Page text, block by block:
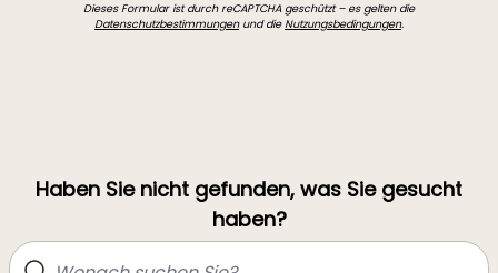
Dieses Formular ist durch reCAPTCHA geschützt – es gelten die
Datenschutzbestimmungenund dieNutzungsbedingungen.
Haben Sie nicht gefunden, was Sie gesucht
haben?